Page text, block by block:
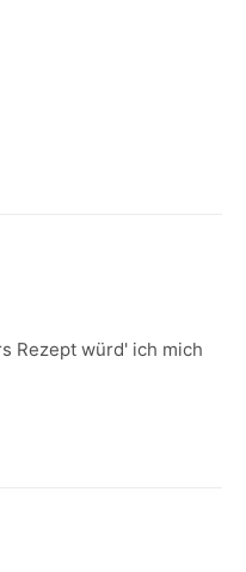
Rezept würd' ich mich